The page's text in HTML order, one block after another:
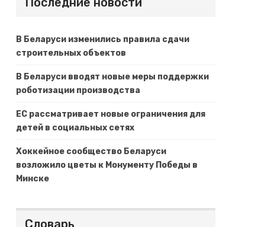
В Беларуси изменились правила сдачи
строительных объектов
В Беларуси вводят новые меры поддержки
роботизации производства
ЕС рассматривает новые ограничения для
детей в социальных сетях
Хоккейное сообщество Беларуси
возложило цветы к Монументу Победы в
Минске
Словарь